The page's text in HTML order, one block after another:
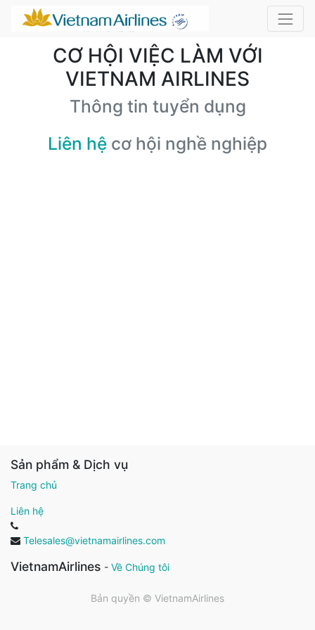
CƠ HỘI VIỆC LÀM VỚI
VIETNAM AIRLINES
Thông tin tuyển dụng
Liên hệ cơ hội nghề nghiệp
Sản phẩm & Dịch vụ
Trang chủ
Liên hệ
Telesales@vietnamairlines.com
VietnamAirlines - Về Chúng tôi
Bản quyền © VietnamAirlines